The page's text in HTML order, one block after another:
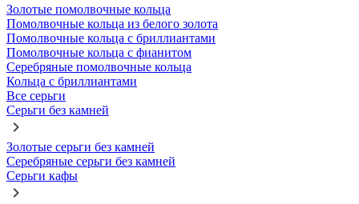
Золотые помолвочные кольца
Помолвочные кольца из белого золота
Помолвочные кольца с бриллиантами
Помолвочные кольца с фианитом
Серебряные помолвочные кольца
Кольца с бриллиантами
Все серьги
Серьги без камней
Золотые серьги без камней
Серебряные серьги без камней
Серьги кафы